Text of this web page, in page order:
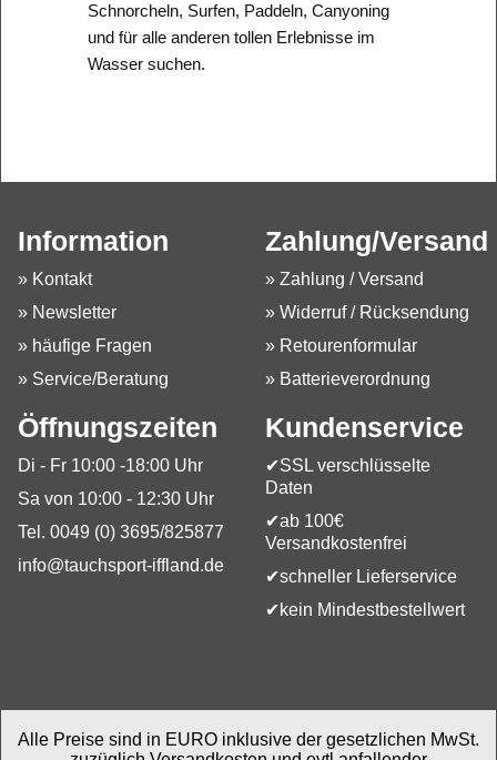
Schnorcheln, Surfen, Paddeln, Canyoning
und für alle anderen tollen Erlebnisse im
Wasser suchen.
Information
» Kontakt
» Newsletter
» häufige Fragen
» Service/Beratung
Zahlung/Versand
» Zahlung / Versand
» Widerruf / Rücksendung
» Retourenformular
» Batterieverordnung
Öffnungszeiten
Di - Fr 10:00 -18:00 Uhr
Sa von 10:00 - 12:30 Uhr
Tel. 0049 (0) 3695/825877
info@tauchsport-iffland.de
Kundenservice
✔SSL verschlüsselte
Daten
✔ab 100€
Versandkostenfrei
✔schneller Lieferservice
✔kein Mindestbestellwert
Alle Preise sind in EURO inklusive der gesetzlichen MwSt.